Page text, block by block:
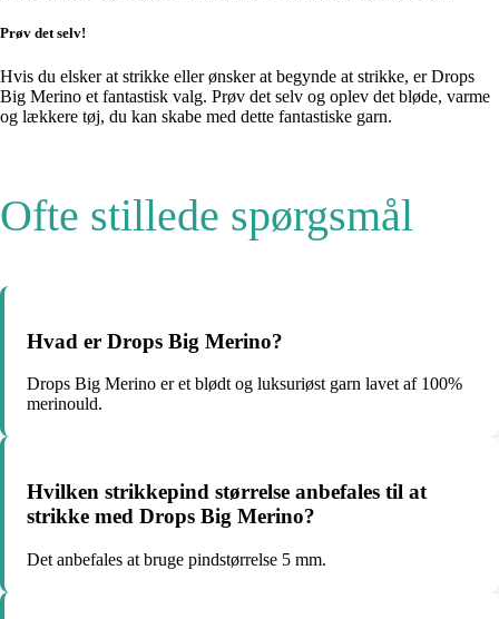
Prøv det selv!
Hvis du elsker at strikke eller ønsker at begynde at strikke, er Drops
Big Merino et fantastisk valg. Prøv det selv og oplev det bløde, varme
og lækkere tøj, du kan skabe med dette fantastiske garn.
Ofte stillede spørgsmål
Hvad er Drops Big Merino?
Drops Big Merino er et blødt og luksuriøst garn lavet af 100%
merinould.
Hvilken strikkepind størrelse anbefales til at
strikke med Drops Big Merino?
Det anbefales at bruge pindstørrelse 5 mm.